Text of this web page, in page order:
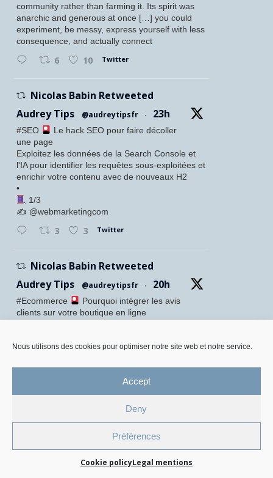
Nous utilisons des cookies pour optimiser notre site web et notre service.
Accept
Deny
Préférences
Cookie policyLegal mentions
community rather than farming it. Its spirit was
anarchic and generous at once […] you could
experiment, be messy, express yourself with less
consequence, and actually connect
6 10 Twitter
Nicolas Babin Retweeted
Audrey Tips
@audreytipsfr · 23h
#SEO
Le hack SEO pour faire décoller
une page
Exploitez les données de la Search Console et
l'IA pour identifier les requêtes sous-exploitées et
enrichir votre contenu avec de nouveaux H2
•
1/3
✍️ @webmarketingcom
3 3 Twitter
Nicolas Babin Retweeted
Audrey Tips
@audreytipsfr · 20h
#Ecommerce
Pourquoi intégrer les avis
clients sur votre boutique en ligne
SEO renforcé
•
Legal Mentions and Personal Data Policy
Cookie Management Policy
© 2026 All Rights Reserved.